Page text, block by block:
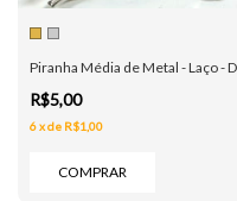
Piranha Média de Metal - Laço -
R$5,00
6xde R$1,00
COMPRAR